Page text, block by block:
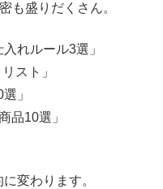
も盛りだくさん。
れルール3選」
スト」
」
品10選」
変わります。